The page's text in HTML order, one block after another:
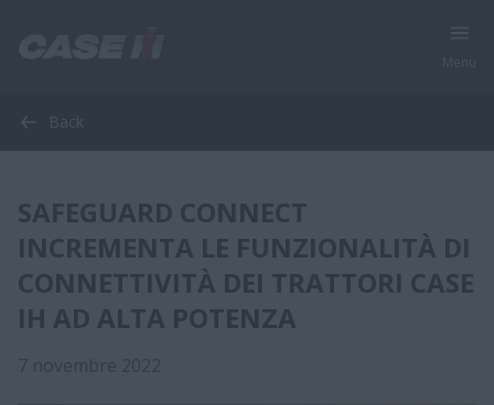
Back
SAFEGUARD CONNECT
INCREMENTA LE FUNZIONALITÀ DI
CONNETTIVITÀ DEI TRATTORI CASE
IH AD ALTA POTENZA